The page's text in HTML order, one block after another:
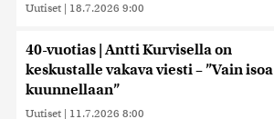
Uutiset | 18.7.2026 9:00
40-vuotias | Antti Kurvisella on
keskustalle vakava viesti – ”Vain isoa
kuunnellaan”
Uutiset | 11.7.2026 8:00